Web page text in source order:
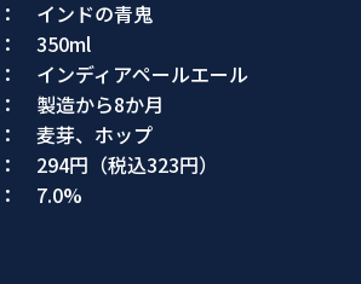
ドの青鬼
インディアペールエール
造から8か月
、ホップ
円（税込323円）
7.0%